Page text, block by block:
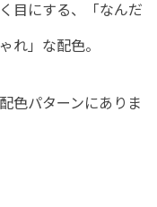
目にする、「なんだ
れ」な配色。
色パターンにありま